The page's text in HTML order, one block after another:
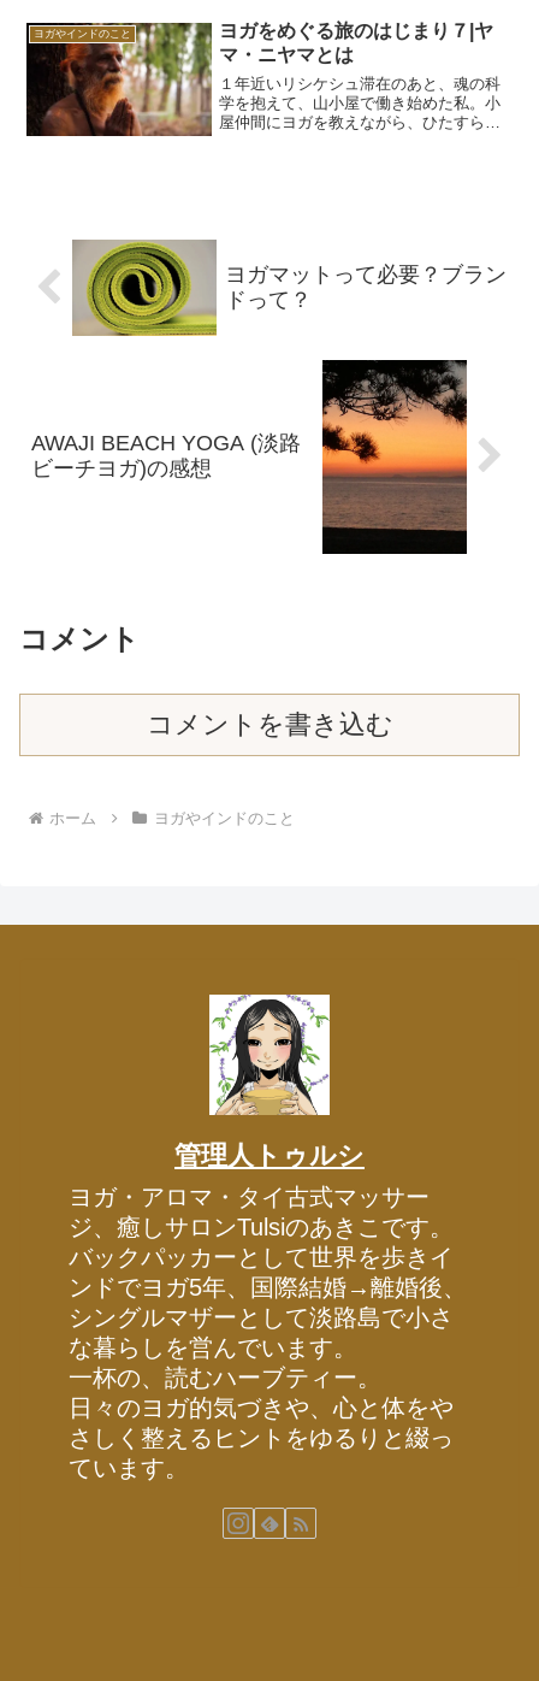
ら、もう６年も経ったのですね。ヨガ
は、マットの上だけでする...
ヨガやインドのこと
ヨガをめぐる旅のはじまり７|ヤ
マ・ニヤマとは
１年近いリシケシュ滞在のあと、魂の科
学を抱えて、山小屋で働き始めた私。小
屋仲間にヨガを教えながら、ひたすら読
ヨガマットって必要？ブラン
ドって？
AWAJI BEACH YOGA (淡路
ビーチヨガ)の感想
コメント
コメントを書き込む
ホーム ヨガやインドのこと
管理人トゥルシ
ヨガ・アロマ・タイ古式マッサー
ジ、癒しサロンTulsiのあきこです。
バックパッカーとして世界を歩きイ
ンドでヨガ5年、国際結婚→離婚後、
シングルマザーとして淡路島で小さ
な暮らしを営んでいます。
一杯の、読むハーブティー。
日々のヨガ的気づきや、心と体をや
さしく整えるヒントをゆるりと綴っ
ています。